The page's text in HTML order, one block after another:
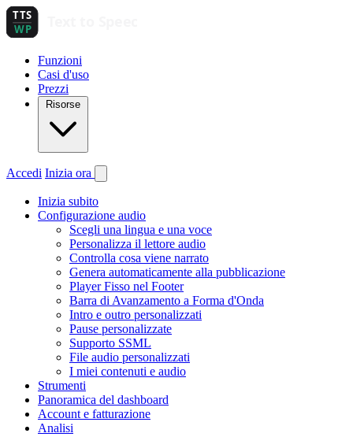
Funzioni
Casi d'uso
Prezzi
Risorse
Accedi Inizia ora
Inizia subito
Configurazione audio
Scegli una lingua e una voce
Personalizza il lettore audio
Controlla cosa viene narrato
Genera automaticamente alla pubblicazione
Player Fisso nel Footer
Barra di Avanzamento a Forma d'Onda
Intro e outro personalizzati
Pause personalizzate
Supporto SSML
File audio personalizzati
I miei contenuti e audio
Strumenti
Panoramica del dashboard
Account e fatturazione
Analisi